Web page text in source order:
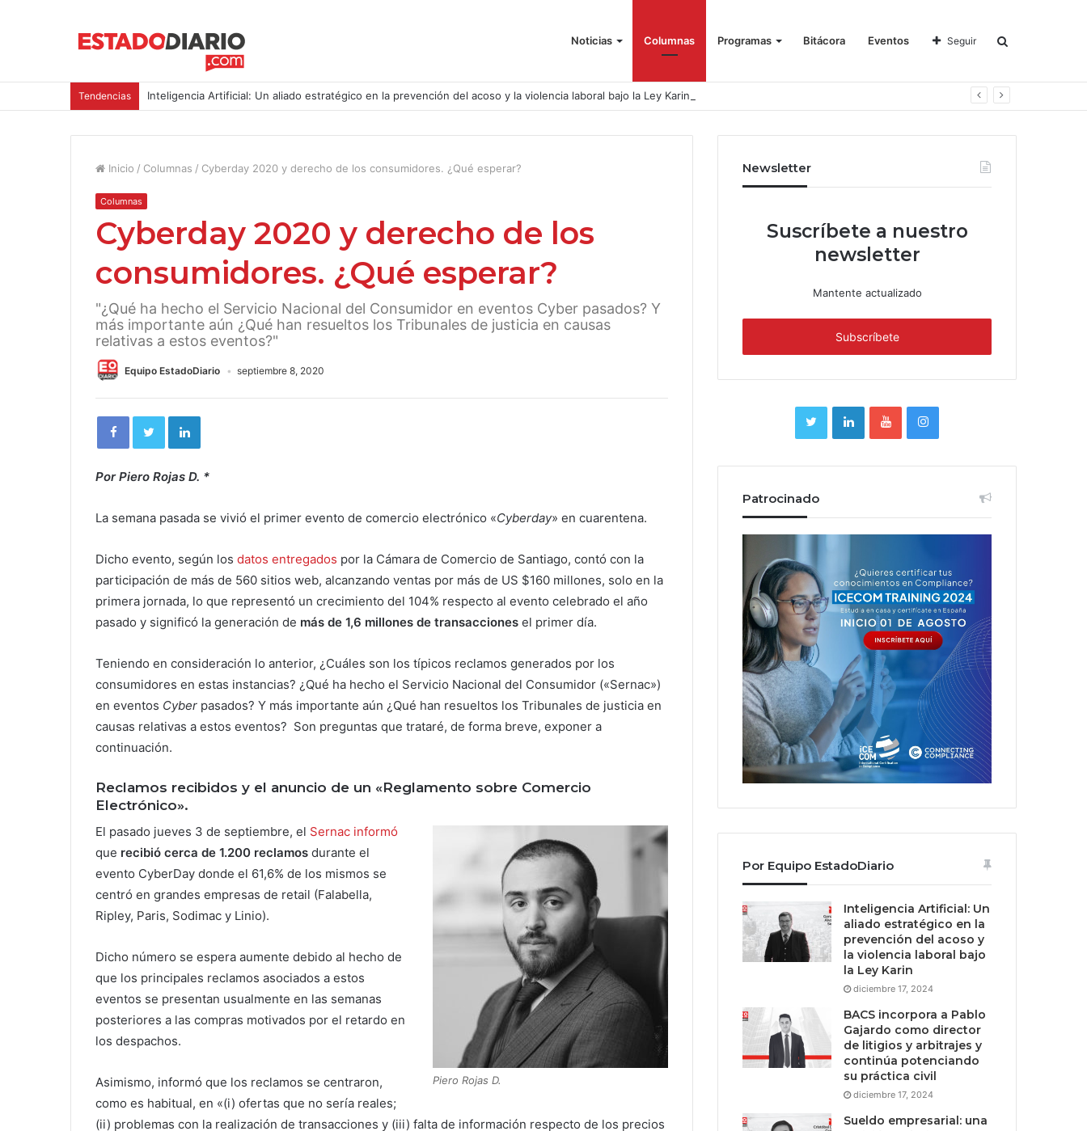
Noticias Columnas Programas Bitácora Eventos Seguir
Tendencias Inteligencia Artificial: Un aliado estratégico en la prevención del acoso y la violencia laboral bajo la Ley Karin
Inicio / Columnas / Cyberday 2020 y derecho de los consumidores. ¿Qué esperar?
Columnas
Cyberday 2020 y derecho de los
consumidores. ¿Qué esperar?
"¿Qué ha hecho el Servicio Nacional del Consumidor en eventos Cyber pasados? Y
más importante aún ¿Qué han resueltos los Tribunales de justicia en causas
relativas a estos eventos?"
Equipo EstadoDiario septiembre 8, 2020
Por Piero Rojas D. *
La semana pasada se vivió el primer evento de comercio electrónico «Cyberday» en cuarentena.
Dicho evento, según los datos entregados por la Cámara de Comercio de Santiago, contó con la
participación de más de 560 sitios web, alcanzando ventas por más de US $160 millones, solo en la
primera jornada, lo que representó un crecimiento del 104% respecto al evento celebrado el año
pasado y significó la generación de más de 1,6 millones de transacciones el primer día.
Teniendo en consideración lo anterior, ¿Cuáles son los típicos reclamos generados por los
consumidores en estas instancias? ¿Qué ha hecho el Servicio Nacional del Consumidor («Sernac»)
en eventos Cyber pasados? Y más importante aún ¿Qué han resueltos los Tribunales de justicia en
causas relativas a estos eventos? Son preguntas que trataré, de forma breve, exponer a
continuación.
Reclamos recibidos y el anuncio de un «Reglamento sobre Comercio
Electrónico».
Piero Rojas D.
El pasado jueves 3 de septiembre, el Sernac informó
que recibió cerca de 1.200 reclamos durante el
evento CyberDay donde el 61,6% de los mismos se
centró en grandes empresas de retail (Falabella,
Ripley, Paris, Sodimac y Linio).
Dicho número se espera aumente debido al hecho de
que los principales reclamos asociados a estos
eventos se presentan usualmente en las semanas
posteriores a las compras motivados por el retardo en
los despachos.
Asimismo, informó que los reclamos se centraron,
como es habitual, en «(i) ofertas que no sería reales;
(ii) problemas con la realización de transacciones y (iii) falta de información respecto de los precios
Newsletter
Suscríbete a nuestro
newsletter
Mantente actualizado
Patrocinado
Por Equipo EstadoDiario
Inteligencia Artificial: Un
aliado estratégico en la
prevención del acoso y
la violencia laboral bajo
la Ley Karin
diciembre 17, 2024
BACS incorpora a Pablo
Gajardo como director
de litigios y arbitrajes y
continúa potenciando
su práctica civil
diciembre 17, 2024
Sueldo empresarial: una